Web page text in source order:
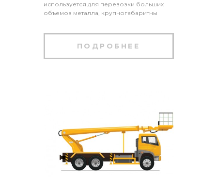
используется для перевозки больших
объемов металла, крупногабаритны
ПОДРОБНЕЕ